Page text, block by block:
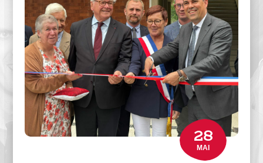
28
MAI